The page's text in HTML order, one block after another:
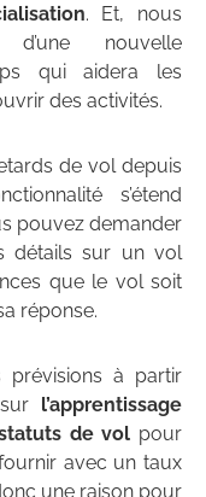
. Et, nous
nouvelle
qui aidera les
des activités.
de vol depuis
s’étend
pouvez demander
détails sur un vol
que le vol soit
réponse.
prévisions à partir
l’apprentissage
de vol pour
avec un taux
une raison pour